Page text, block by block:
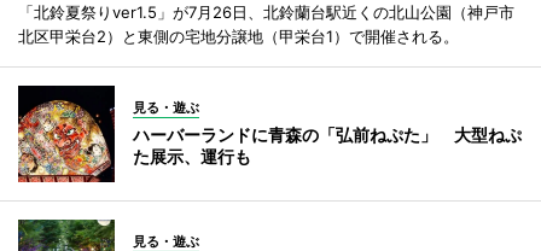
「北鈴夏祭りver1.5」が7月26日、北鈴蘭台駅近くの北山公園（神戸市
北区甲栄台2）と東側の宅地分譲地（甲栄台1）で開催される。
見る・遊ぶ
ハーバーランドに青森の「弘前ねぷた」 大型ねぷ
た展示、運行も
見る・遊ぶ